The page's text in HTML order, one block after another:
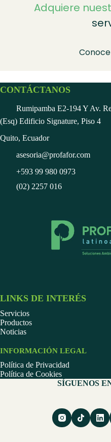
Adquiere
CONTÁCTANOS
Rumipamba E2-194 Y Av.
(Esq) Edificio Signature, Piso 4
Quito, Ecuador
asesoria@profafor.com
+593 99 980 0973
(02) 2257 016
LINKS DE INTERÉS
Servicios
Productos
Noticias
INFORMACIÓN LEGAL
Política de Privacidad
Política de Cookies
SÍGUENOS